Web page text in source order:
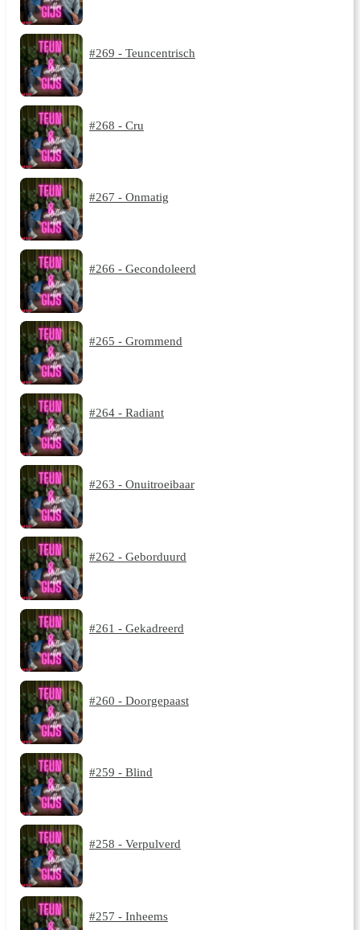
#269 - Teuncentrisch
#268 - Cru
#267 - Onmatig
#266 - Gecondoleerd
#265 - Grommend
#264 - Radiant
#263 - Onuitroeibaar
#262 - Geborduurd
#261 - Gekadreerd
#260 - Doorgepaast
#259 - Blind
#258 - Verpulverd
#257 - Inheems